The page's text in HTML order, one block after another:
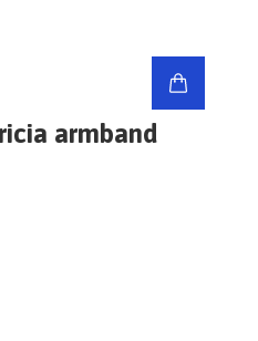
armband